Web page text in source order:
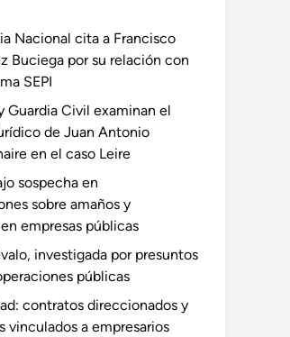
Nacional cita a Francisco
Buciega por su relación con
SEPI
Guardia Civil examinan el
de Juan Antonio
en el caso Leire
sospecha en
sobre amaños y
empresas públicas
investigada por presuntos
públicas
contratos direccionados y
vinculados a empresarios